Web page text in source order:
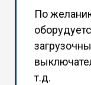
По
т.д.